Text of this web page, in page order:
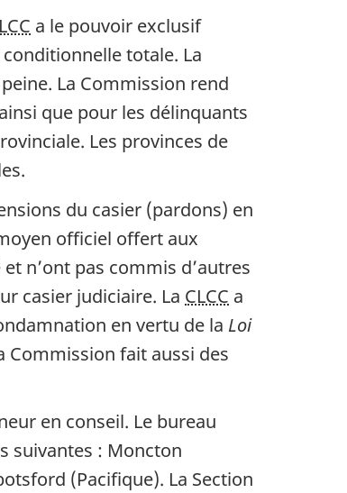
a le pouvoir exclusif
totale. La
La Commission rend
que pour les délinquants
Les provinces de
du casier (pardons) en
officiel offert aux
n’ont pas commis d’autres
casier judiciaire. La CLCC a
en vertu de la Loi
Commission fait aussi des
en conseil. Le bureau
suivantes : Moncton
(Pacifique). La Section